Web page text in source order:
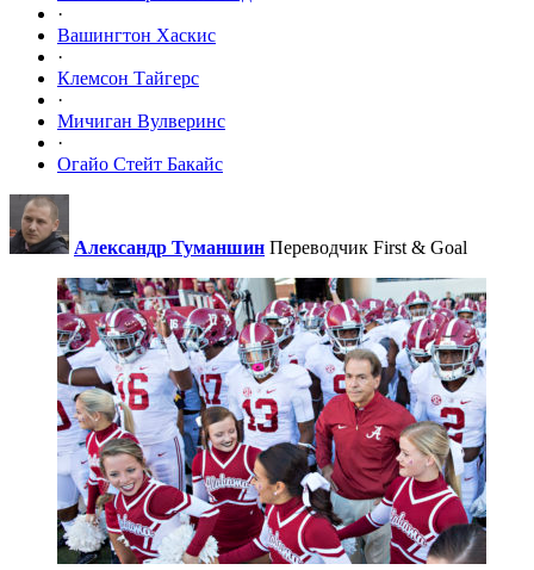
·
Вашингтон Хаскис
·
Клемсон Тайгерс
·
Мичиган Вулверинс
·
Огайо Стейт Бакайс
Александр Туманшин Переводчик First & Goal